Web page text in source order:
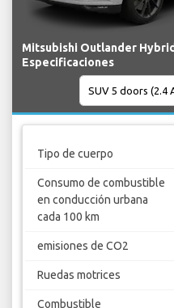
Mitsubishi Outlander
Especificaciones
Tipo de cuerpo
Consumo de combustible
en conducción urbana
cada 100 km
emisiones de CO2
Ruedas motrices
Combustible